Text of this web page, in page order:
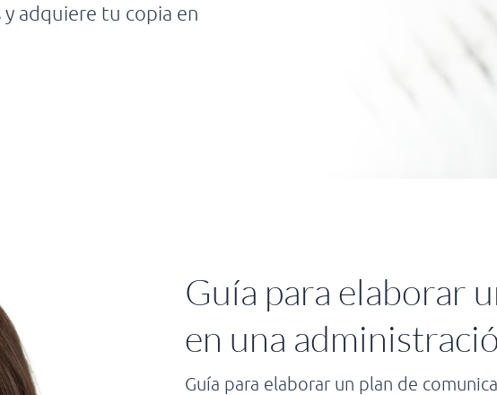
y adquiere tu copia en
Guía para elaborar
en una
Guía para elaborar un plan de